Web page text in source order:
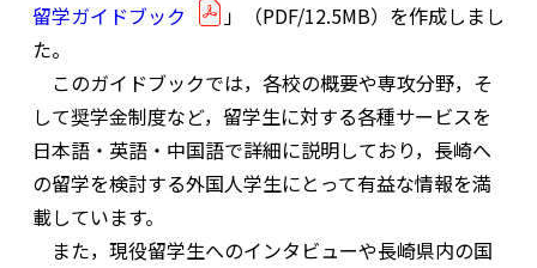
留学ガイドブック
」（PDF/12.5MB）を作成しまし
た。
このガイドブックでは，各校の概要や専攻分野，そ
して奨学金制度など，留学生に対する各種サービスを
日本語・英語・中国語で詳細に説明しており，長崎へ
の留学を検討する外国人学生にとって有益な情報を満
載しています。
また，現役留学生へのインタビューや長崎県内の国